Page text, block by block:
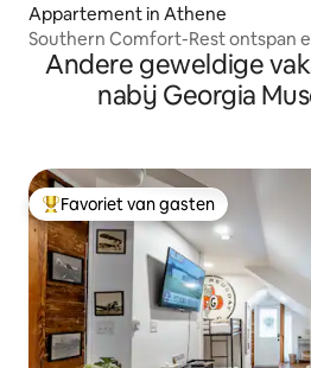
Appartement in Athene
Southern Comfort-Rest ontspan
klassieke stad
Andere geweldige
nabij Georgia
Topfavoriet van gasten
Favoriet van gasten